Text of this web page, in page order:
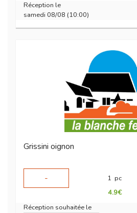
Réception le
samedi 08/08 (10:00)
Grissini oignon
-
1 pc
4.9€
Réception souhaitée le